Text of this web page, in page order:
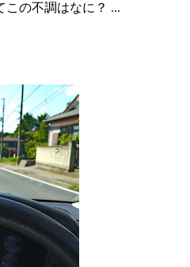
この不調はなに？ ...